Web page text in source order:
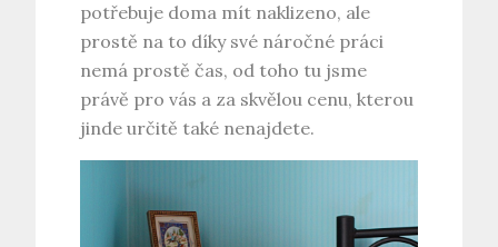
potřebuje doma mít naklizeno, ale
prostě na to díky své náročné práci
nemá prostě čas, od toho tu jsme
právě pro vás a za skvělou cenu, kterou
jinde určitě také nenajdete.